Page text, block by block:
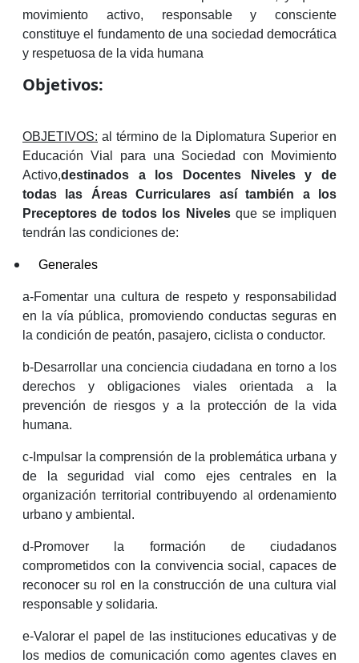
movimiento activo, responsable y consciente
constituye el fundamento de una sociedad democrática
y respetuosa de la vida humana
Objetivos:
OBJETIVOS: al término de la Diplomatura Superior en
Educación Vial para una Sociedad con Movimiento
Activo,destinados a los Docentes Niveles y de
todas las Áreas Curriculares así también a los
Preceptores de todos los Niveles que se impliquen
tendrán las condiciones de:
Generales
a-Fomentar una cultura de respeto y responsabilidad
en la vía pública, promoviendo conductas seguras en
la condición de peatón, pasajero, ciclista o conductor.
b-Desarrollar una conciencia ciudadana en torno a los
derechos y obligaciones viales orientada a la
prevención de riesgos y a la protección de la vida
humana.
c-Impulsar la comprensión de la problemática urbana y
de la seguridad vial como ejes centrales en la
organización territorial contribuyendo al ordenamiento
urbano y ambiental.
d-Promover la formación de ciudadanos
comprometidos con la convivencia social, capaces de
reconocer su rol en la construcción de una cultura vial
responsable y solidaria.
e-Valorar el papel de las instituciones educativas y de
los medios de comunicación como agentes claves en